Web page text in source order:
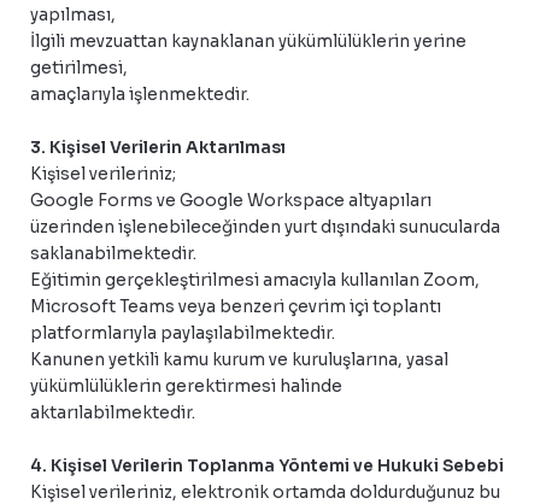
yapılması,
İlgili mevzuattan kaynaklanan yükümlülüklerin yerine
getirilmesi,
amaçlarıyla işlenmektedir.
3. Kişisel Verilerin Aktarılması
Kişisel verileriniz;
Google Forms ve Google Workspace altyapıları
üzerinden işlenebileceğinden yurt dışındaki sunucularda
saklanabilmektedir.
Eğitimin gerçekleştirilmesi amacıyla kullanılan Zoom,
Microsoft Teams veya benzeri çevrim içi toplantı
platformlarıyla paylaşılabilmektedir.
Kanunen yetkili kamu kurum ve kuruluşlarına, yasal
yükümlülüklerin gerektirmesi halinde
aktarılabilmektedir.
4. Kişisel Verilerin Toplanma Yöntemi ve Hukuki Sebebi
Kişisel verileriniz, elektronik ortamda doldurduğunuz bu